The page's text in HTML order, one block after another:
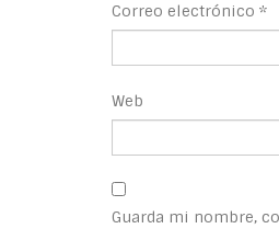
Correo electrónico *
Web
Guarda mi nombre,